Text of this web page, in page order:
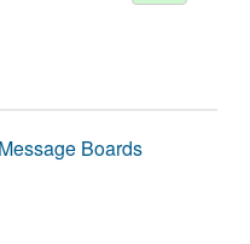
Message Boards